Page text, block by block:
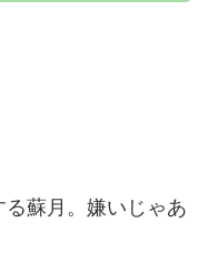
蘇月。嫌いじゃあ